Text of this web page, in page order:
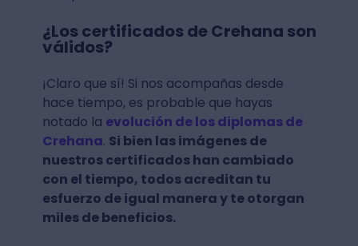
¿Los certificados de Crehana son
válidos?
¡Claro que sí! Si nos acompañas desde
hace tiempo, es probable que hayas
notado la evolución de los diplomas de
Crehana. Si bien las imágenes de
nuestros certificados han cambiado
con el tiempo, todos acreditan tu
esfuerzo de igual manera y te otorgan
miles de beneficios.